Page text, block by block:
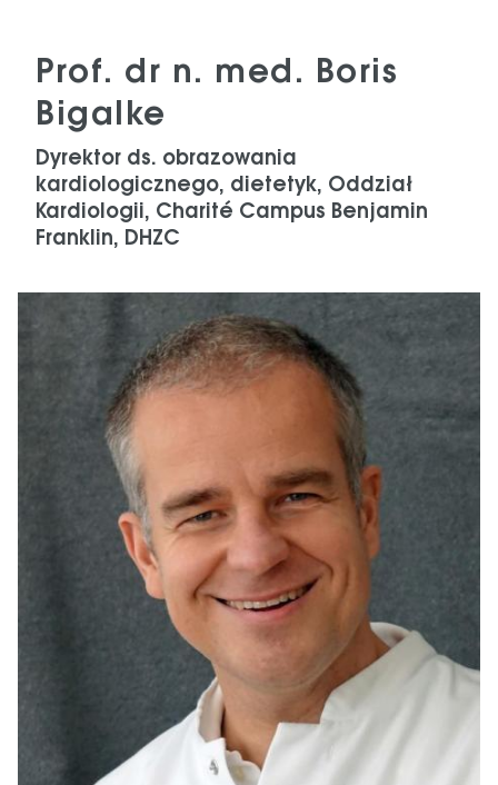
Prof. dr n. med. Boris
Bigalke
Dyrektor ds. obrazowania
kardiologicznego, dietetyk, Oddział
Kardiologii, Charité Campus Benjamin
Franklin, DHZC